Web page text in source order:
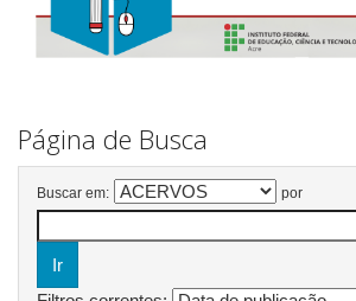
Página de Busca
Buscar em: por